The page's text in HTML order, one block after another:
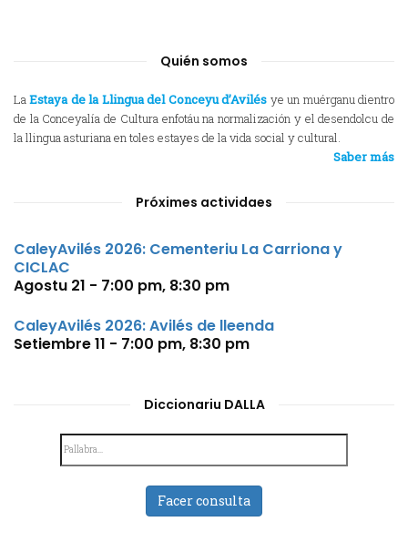
Quién somos
LaEstaya de la Llingua del Conceyu d’Avilés ye un muérganu dientro
de la Conceyalía de Cultura enfotáu na normalización y el desendolcu de
la llingua asturiana en toles estayes de la vida social y cultural.
Saber más
Próximes actividaes
CaleyAvilés 2026: Cementeriu La Carriona y
CICLAC
Agostu 21 - 7:00 pm, 8:30 pm
CaleyAvilés 2026: Avilés de lleenda
Setiembre 11 - 7:00 pm, 8:30 pm
Diccionariu DALLA
Facer consulta